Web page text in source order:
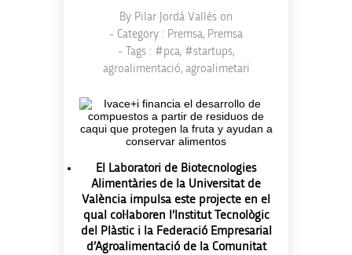
By Pilar Jordá Vallés on
- Category : Premsa, Premsa
- Tags : #pca, #startups,
agroalimentació, agroalimetari
El Laboratori de Biotecnologies
Alimentàries de la Universitat de
València impulsa este projecte en el
qual col·laboren l’Institut Tecnològic
del Plàstic i la Federació Empresarial
d’Agroalimentació de la Comunitat